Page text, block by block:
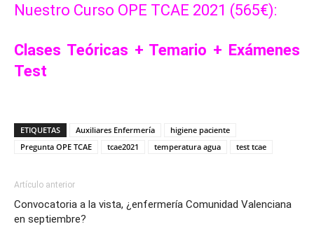
Nuestro Curso OPE TCAE 2021 (565€):
Clases Teóricas + Temario + Exámenes
Test
ETIQUETAS Auxiliares Enfermería
higiene paciente
Pregunta OPE TCAE
tcae2021 temperatura agua test tcae
Artículo anterior
Convocatoria a la vista, ¿enfermería Comunidad Valenciana
en septiembre?